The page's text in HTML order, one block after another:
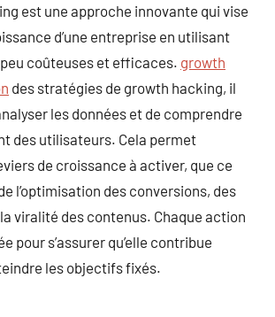
est une approche innovante qui vise
d’une entreprise en utilisant
coûteuses et efficaces. growth
des stratégies de growth hacking, il
les données et de comprendre
des utilisateurs. Cela permet
de croissance à activer, que ce
l’optimisation des conversions, des
viralité des contenus. Chaque action
pour s’assurer qu’elle contribue
les objectifs fixés.